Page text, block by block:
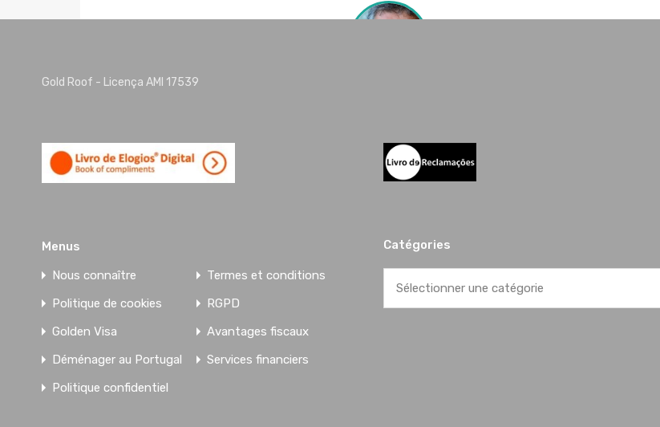
Profissionalismo, eficiência.
Elogiado por Sofia Guimarães
Conheço-os como seres humanos e como profissionais, são extraordinários.
São pessoas com carácter, com valores, honestas, com experiência no ramo de anos…e muito, mas
Sei do que falo, por isso recomendo com toda a certeza.
Gold Roof - Licença AMI 17539
Menus
Nous connaître
Termes et conditions
Politique de cookies
RGPD
Golden Visa
Avantages fiscaux
Déménager au Portugal
Services financiers
Politique confidentiel
Catégories